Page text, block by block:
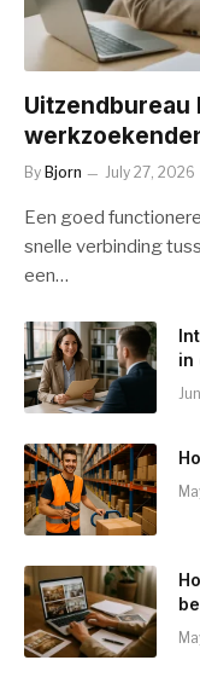
Uitzendbureau
By Bjorn July 27, 2026
Een goed
snelle verbinding
een…
in